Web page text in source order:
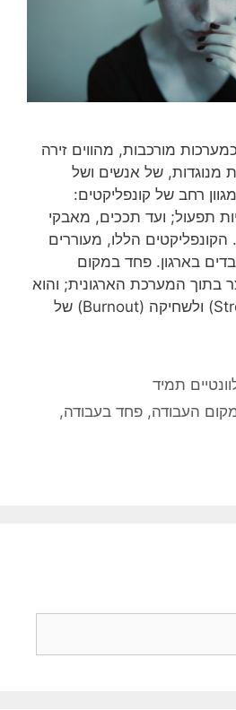
מורכבות, מהווים זירה
מנוגדות, של אנשים ושל
רחב של קונפליקטים:
תפעול; ועד תככים, מאבקי
הקונפליקטים הללו, מעוררים
בארגון. פחד במקום
בתוך המערכת הארגונית; והוא
גורם מרכזי ללחץ (Stress) ולשחיקה (Burnout) של
תמיד
העבודה,פחד בעבודה,